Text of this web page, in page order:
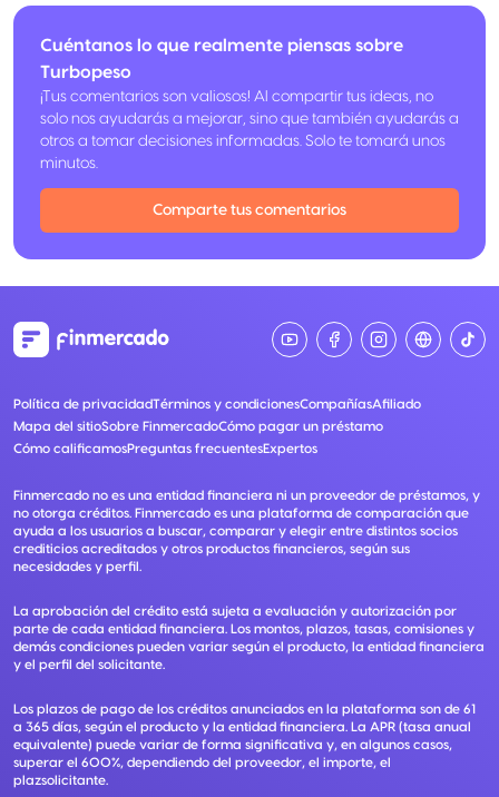
Cuéntanos lo que realmente piensas sobre
Turbopeso
¡Tus comentarios son valiosos! Al compartir tus ideas, no
solo nos ayudarás a mejorar, sino que también ayudarás a
otros a tomar decisiones informadas. Solo te tomará unos
minutos.
Comparte tus comentarios
Política de privacidadTérminos y condicionesCompañíasAfiliado
Mapa del sitioSobre FinmercadoCómo pagar un préstamo
Cómo calificamosPreguntas frecuentesExpertos
Finmercado no es una entidad financiera ni un proveedor de préstamos, y
no otorga créditos. Finmercado es una plataforma de comparación que
ayuda a los usuarios a buscar, comparar y elegir entre distintos socios
crediticios acreditados y otros productos financieros, según sus
necesidades y perfil.
La aprobación del crédito está sujeta a evaluación y autorización por
parte de cada entidad financiera. Los montos, plazos, tasas, comisiones y
demás condiciones pueden variar según el producto, la entidad financiera
y el perfil del solicitante.
Los plazos de pago de los créditos anunciados en la plataforma son de 61
a 365 días, según el producto y la entidad financiera. La APR (tasa anual
equivalente) puede variar de forma significativa y, en algunos casos,
superar el 600%, dependiendo del proveedor, el importe, el
plazsolicitante.